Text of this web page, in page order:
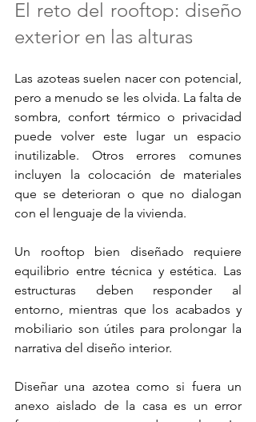
El reto del rooftop: diseño
exterior en las alturas
Las azoteas suelen nacer con potencial,
pero a menudo se les olvida. La falta de
sombra, confort térmico o privacidad
puede volver este lugar un espacio
inutilizable. Otros errores comunes
incluyen la colocación de materiales
que se deterioran o que no dialogan
con el lenguaje de la vivienda.
Un rooftop bien diseñado requiere
equilibrio entre técnica y estética. Las
estructuras deben responder al
entorno, mientras que los acabados y
mobiliario son útiles para prolongar la
narrativa del diseño interior.
Diseñar una azotea como si fuera un
anexo aislado de la casa es un error